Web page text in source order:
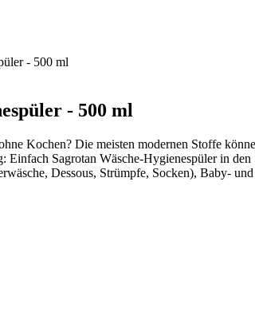
- 500 ml
- 500 ml
Kochen? Die meisten modernen Stoffe
Einfach Sagrotan Wäsche-Hygienespüler in
Dessous, Strümpfe, Socken), Baby-